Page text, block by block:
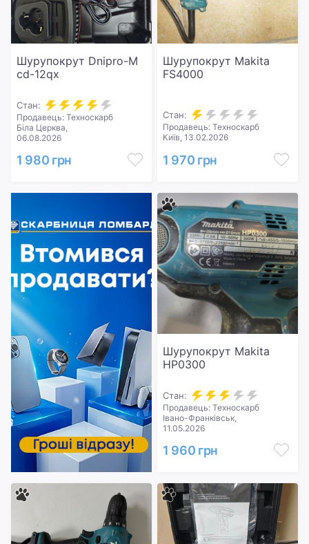
Шурупокрут Dnipro-M
cd-12qx
Стан:
Продавець: Техноскарб
Біла Церква,
06.08.2026
1 980 грн
Шурупокрут Makita
FS4000
Стан:
Продавець: Техноскарб
Київ, 13.02.2026
1 970 грн
Шурупокрут Makita
HP0300
Стан:
Продавець: Техноскарб
Івано-Франківськ,
11.05.2026
1 960 грн